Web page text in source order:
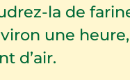
la de
une
d’air.